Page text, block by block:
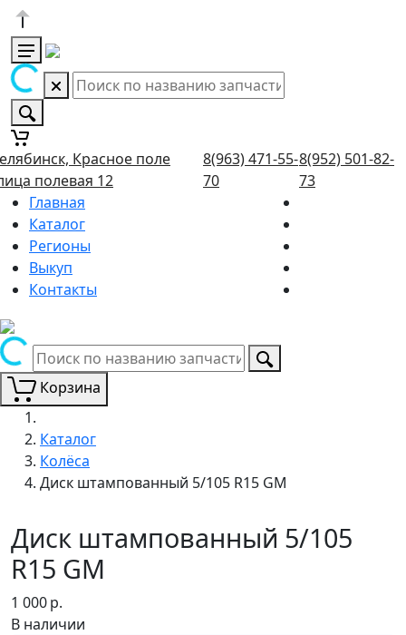
Красное поле
полевая 12
8(963) 471-55-
70
8(952) 501-82-
73
Главная
Каталог
Регионы
Выкуп
Контакты
Корзина
Каталог
Колёса
Диск штампованный 5/105 R15 GM
Диск штампованный 5/105
R15 GM
1 000р.
В наличии